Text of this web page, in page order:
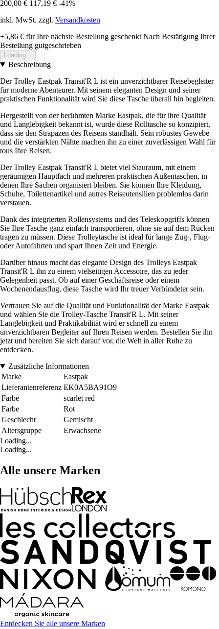
200,00 € 117,19 € -41%
inkl. MwSt. zzgl. Versandkosten
+5,86 € für Ihre nächste Bestellung geschenkt Nach Bestätigung Ihrer
Bestellung gutgeschrieben
Loading...
Beschreibung
Der Trolley Eastpak Transit'R L ist ein unverzichtbarer Reisebegleiter
für moderne Abenteurer. Mit seinem eleganten Design und seiner
praktischen Funktionalität wird Sie diese Tasche überall hin begleiten.
Hergestellt von der berühmten Marke Eastpak, die für ihre Qualität
und Langlebigkeit bekannt ist, wurde diese Rolltasche so konzipiert,
dass sie den Strapazen des Reisens standhält. Sein robustes Gewebe
und die verstärkten Nähte machen ihn zu einer zuverlässigen Wahl für
tous Ihre Reisen.
Der Trolley Eastpak Transit'R L bietet viel Stauraum, mit einem
geräumigen Hauptfach und mehreren praktischen Außentaschen, in
denen Ihre Sachen organisiert bleiben. Sie können Ihre Kleidung,
Schuhe, Toilettenartikel und autres Reiseutensilien problemlos darin
verstauen.
Dank des integrierten Rollensystems und des Teleskopgriffs können
Sie Ihre Tasche ganz einfach transportieren, ohne sie auf dem Rücken
tragen zu müssen. Diese Trolleytasche ist ideal für lange Zug-, Flug-
oder Autofahrten und spart Ihnen Zeit und Energie.
Darüber hinaus macht das elegante Design des Trolleys Eastpak
Transit'R L ihn zu einem vielseitigen Accessoire, das zu jeder
Gelegenheit passt. Ob auf einer Geschäftsreise oder einem
Wochenendausflug, diese Tasche wird Ihr treuer Verbündeter sein.
Vertrauen Sie auf die Qualität und Funktionalität der Marke Eastpak
und wählen Sie die Trolley-Tasche Transit'R L. Mit seiner
Langlebigkeit und Praktikabilität wird er schnell zu einem
unverzichtbaren Begleiter auf Ihren Reisen werden. Bestellen Sie ihn
jetzt und bereiten Sie sich darauf vor, die Welt in aller Ruhe zu
entdecken.
Zusätzliche Informationen
Marke
Eastpak
Lieferantenreferenz EK0A5BA91O9
Farbe
scarlet red
Farbe
Rot
Geschlecht
Gemischt
Altersgruppe
Erwachsene
Loading...
Loading...
Alle unsere Marken
Entdecken Sie alle unsere Marken